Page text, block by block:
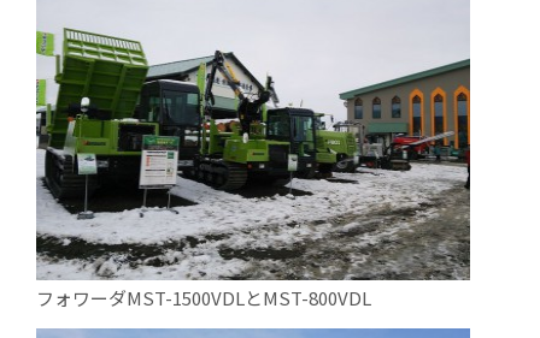
フォワーダMST-1500VDLとMST-800VDL